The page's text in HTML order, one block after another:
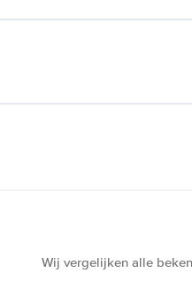
Wij vergelijken alle